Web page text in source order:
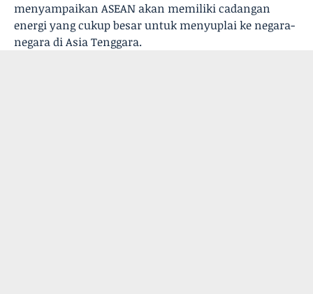
menyampaikan ASEAN akan memiliki cadangan
energi yang cukup besar untuk menyuplai ke negara-
negara di Asia Tenggara.